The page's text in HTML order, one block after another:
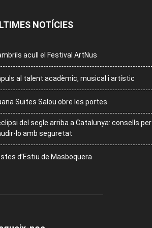
NOTÍCIES
acull el Festival ArtNus
al talent acadèmic, musical i artístic
Suites Salou obre les portes
del segle arriba a Catalunya: consells per
lo amb seguretat
d’Estiu de Masboquera